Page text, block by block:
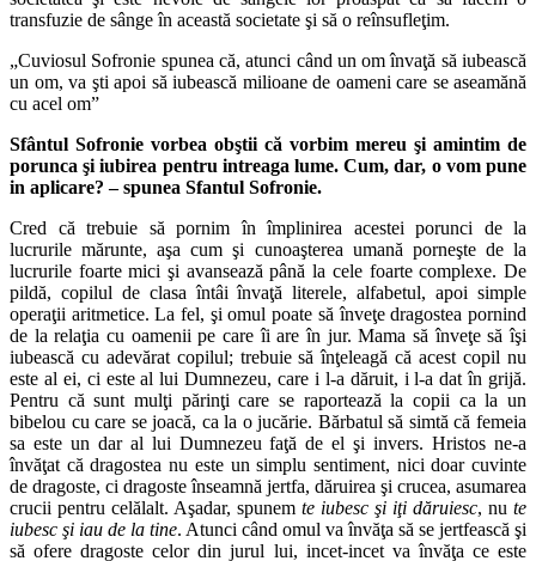
transfuzie de sânge în această societate şi să o reînsufleţim.
„Cuviosul Sofronie spunea că, atunci când un om învaţă să iubească
un om, va şti apoi să iubească milioane de oameni care se aseamănă
cu acel om”
Sfântul Sofronie vorbea obştii că vorbim mereu şi amintim de
porunca şi iubirea pentru intreaga lume. Cum, dar, o vom pune
in aplicare? – spunea Sfantul Sofronie.
Cred că trebuie să pornim în împlinirea acestei porunci de la
lucrurile mărunte, aşa cum şi cunoaşterea umană porneşte de la
lucrurile foarte mici şi avansează până la cele foarte complexe. De
pildă, copilul de clasa întâi învaţă literele, alfabetul, apoi simple
operaţii aritmetice. La fel, şi omul poate să înveţe dragostea pornind
de la relaţia cu oamenii pe care îi are în jur. Mama să înveţe să îşi
iubească cu adevărat copilul; trebuie să înţeleagă că acest copil nu
este al ei, ci este al lui Dumnezeu, care i l‑a dăruit, i l‑a dat în grijă.
Pentru că sunt mulţi părinţi care se raportează la copii ca la un
bibelou cu care se joacă, ca la o jucărie. Bărbatul să simtă că femeia
sa este un dar al lui Dumnezeu faţă de el şi invers. Hristos ne‑a
învăţat că dragostea nu este un simplu sentiment, nici doar cuvinte
de dragoste, ci dragoste înseamnă jertfa, dăruirea şi crucea, asumarea
crucii pentru celălalt. Aşadar, spunem te iubesc şi iţi dăruiesc, nu te
iubesc şi iau de la tine. Atunci când omul va învăţa să se jertfească şi
să ofere dragoste celor din jurul lui, incet‑incet va învăţa ce este